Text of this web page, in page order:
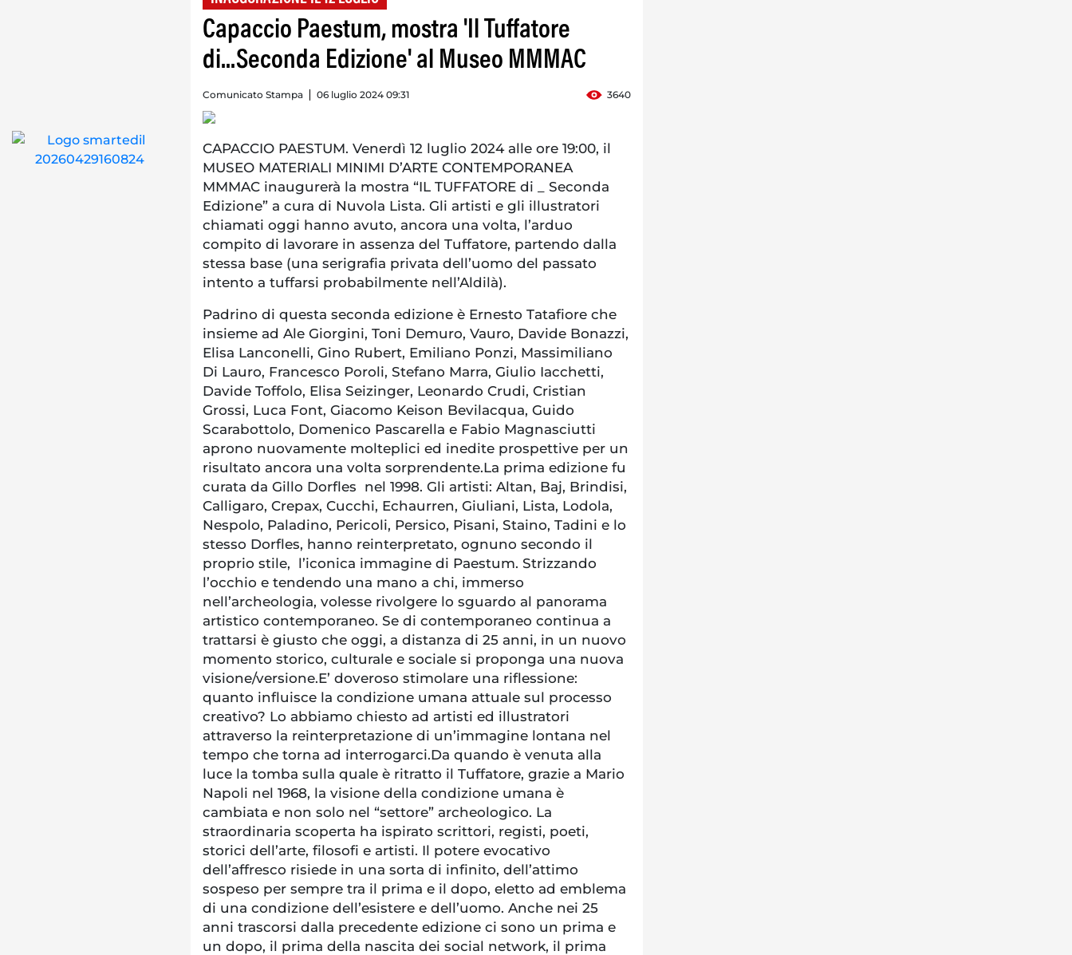
Capaccio Paestum, mostra 'Il Tuffatore
di...Seconda Edizione' al Museo MMMAC
Comunicato Stampa 06 luglio 2024 09:31 3640
CAPACCIO PAESTUM. Venerdì 12 luglio 2024 alle ore 19:00, il
MUSEO MATERIALI MINIMI D’ARTE CONTEMPORANEA
MMMAC inaugurerà la mostra “IL TUFFATORE di _ Seconda
Edizione” a cura di Nuvola Lista. Gli artisti e gli illustratori
chiamati oggi hanno avuto, ancora una volta, l’arduo
compito di lavorare in assenza del Tuffatore, partendo dalla
stessa base (una serigrafia privata dell’uomo del passato
intento a tuffarsi probabilmente nell’Aldilà).
Padrino di questa seconda edizione è Ernesto Tatafiore che
insieme ad Ale Giorgini, Toni Demuro, Vauro, Davide Bonazzi,
Elisa Lanconelli, Gino Rubert, Emiliano Ponzi, Massimiliano
Di Lauro, Francesco Poroli, Stefano Marra, Giulio Iacchetti,
Davide Toffolo, Elisa Seizinger, Leonardo Crudi, Cristian
Grossi, Luca Font, Giacomo Keison Bevilacqua, Guido
Scarabottolo, Domenico Pascarella e Fabio Magnasciutti
aprono nuovamente molteplici ed inedite prospettive per un
risultato ancora una volta sorprendente.La prima edizione fu
curata da Gillo Dorfles nel 1998. Gli artisti: Altan, Baj, Brindisi,
Calligaro, Crepax, Cucchi, Echaurren, Giuliani, Lista, Lodola,
Nespolo, Paladino, Pericoli, Persico, Pisani, Staino, Tadini e lo
stesso Dorfles, hanno reinterpretato, ognuno secondo il
proprio stile, l’iconica immagine di Paestum. Strizzando
l’occhio e tendendo una mano a chi, immerso
nell’archeologia, volesse rivolgere lo sguardo al panorama
artistico contemporaneo. Se di contemporaneo continua a
trattarsi è giusto che oggi, a distanza di 25 anni, in un nuovo
momento storico, culturale e sociale si proponga una nuova
visione/versione.E’ doveroso stimolare una riflessione:
quanto influisce la condizione umana attuale sul processo
creativo? Lo abbiamo chiesto ad artisti ed illustratori
attraverso la reinterpretazione di un’immagine lontana nel
tempo che torna ad interrogarci.Da quando è venuta alla
luce la tomba sulla quale è ritratto il Tuffatore, grazie a Mario
Napoli nel 1968, la visione della condizione umana è
cambiata e non solo nel “settore” archeologico. La
straordinaria scoperta ha ispirato scrittori, registi, poeti,
storici dell’arte, filosofi e artisti. Il potere evocativo
dell’affresco risiede in una sorta di infinito, dell’attimo
sospeso per sempre tra il prima e il dopo, eletto ad emblema
di una condizione dell’esistere e dell’uomo. Anche nei 25
anni trascorsi dalla precedente edizione ci sono un prima e
un dopo, il prima della nascita dei social network, il prima